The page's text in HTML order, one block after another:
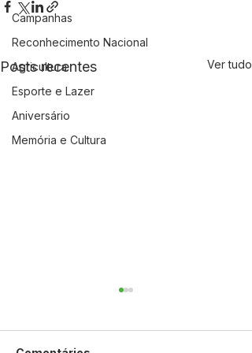
Campanhas
Reconhecimento Nacional
Agricultura
Esporte e Lazer
Aniversário
Memória e Cultura
Posts recentes Ver tudo